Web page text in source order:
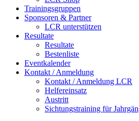
Trainingsgruppen
Sponsoren & Partner
LCR unterstützen
Resultate
Resultate
Bestenliste
Eventkalender
Kontakt / Anmeldung
Kontakt / Anmeldung LCR
Helfereinsatz
Austritt
Sichtungstraining für